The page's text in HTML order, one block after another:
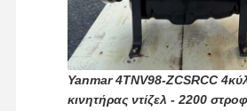
Μηχανή της MITSUBISHI
Εκσκαφείο
εξάρτηση επανοικοδομήσεων
Yanmar 4TNV98-ZCSRCC
κινητήρας ντίζελ - 2200